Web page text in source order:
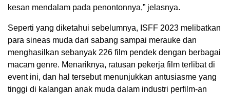
kesan mendalam pada penontonnya,” jelasnya.
Seperti yang diketahui sebelumnya, ISFF 2023 melibatkan
para sineas muda dari sabang sampai merauke dan
menghasilkan sebanyak 226 film pendek dengan berbagai
macam genre. Menariknya, ratusan pekerja film terlibat di
event ini, dan hal tersebut menunjukkan antusiasme yang
tinggi di kalangan anak muda dalam industri perfilm-an